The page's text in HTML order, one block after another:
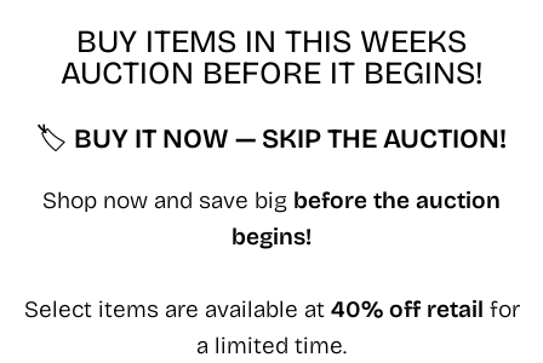
BUY ITEMS IN THIS WEEKS
AUCTION BEFORE IT BEGINS!
🏷️ BUY IT NOW — SKIP THE AUCTION!
Shop now and save big before the auction
begins!
Select items are available at 40% off retail for
a limited time.